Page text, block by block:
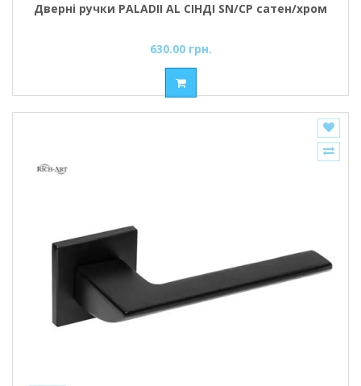
Дверні ручки PALADII AL СІНДІ SN/CP сатен/хром
630.00 грн.